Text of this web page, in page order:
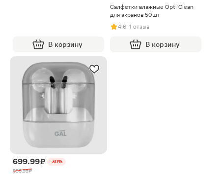
В корзину
Салфетки влажные Opti Clean
для экранов 50шт
4.6· 1 отзыв
В корзину
699.99 ₽
-30%
999.99 ₽